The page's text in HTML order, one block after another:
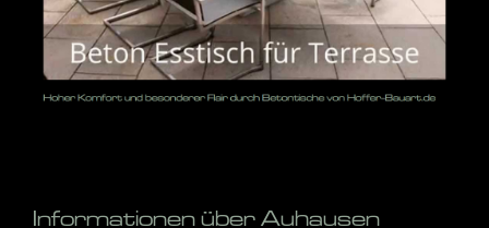
Informationen über Auhausen